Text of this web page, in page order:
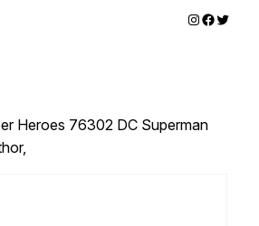
Instagram
Twitter
Heroes 76302 DC Superman